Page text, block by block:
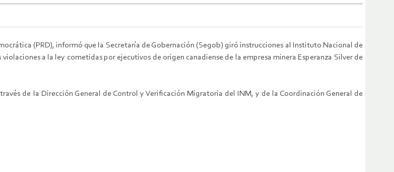
(PRD), informó que la Secretaría de Gobernación (Segob) giró instrucciones al Instituto Nacional de
a la ley cometidas por ejecutivos de origen canadiense de la empresa minera Esperanza Silver de
de la Dirección General de Control y Verificación Migratoria del INM, y de la Coordinación General de